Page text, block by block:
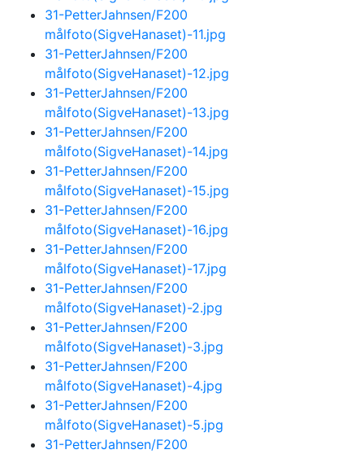
31-PetterJahnsen/F200
målfoto(SigveHanaset)-11.jpg
31-PetterJahnsen/F200
målfoto(SigveHanaset)-12.jpg
31-PetterJahnsen/F200
målfoto(SigveHanaset)-13.jpg
31-PetterJahnsen/F200
målfoto(SigveHanaset)-14.jpg
31-PetterJahnsen/F200
målfoto(SigveHanaset)-15.jpg
31-PetterJahnsen/F200
målfoto(SigveHanaset)-16.jpg
31-PetterJahnsen/F200
målfoto(SigveHanaset)-17.jpg
31-PetterJahnsen/F200
målfoto(SigveHanaset)-2.jpg
31-PetterJahnsen/F200
målfoto(SigveHanaset)-3.jpg
31-PetterJahnsen/F200
målfoto(SigveHanaset)-4.jpg
31-PetterJahnsen/F200
målfoto(SigveHanaset)-5.jpg
31-PetterJahnsen/F200